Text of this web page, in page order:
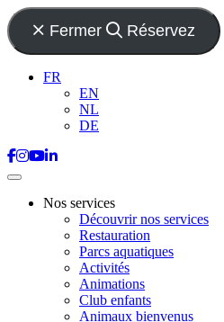
Fermer Réservez
FR
EN
NL
DE
Nos services
Découvrir nos services
Restauration
Parcs aquatiques
Activités
Animations
Club enfants
Animaux bienvenus